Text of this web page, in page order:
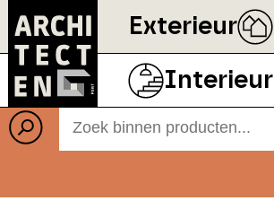
Exterieur
Interieur
Producten